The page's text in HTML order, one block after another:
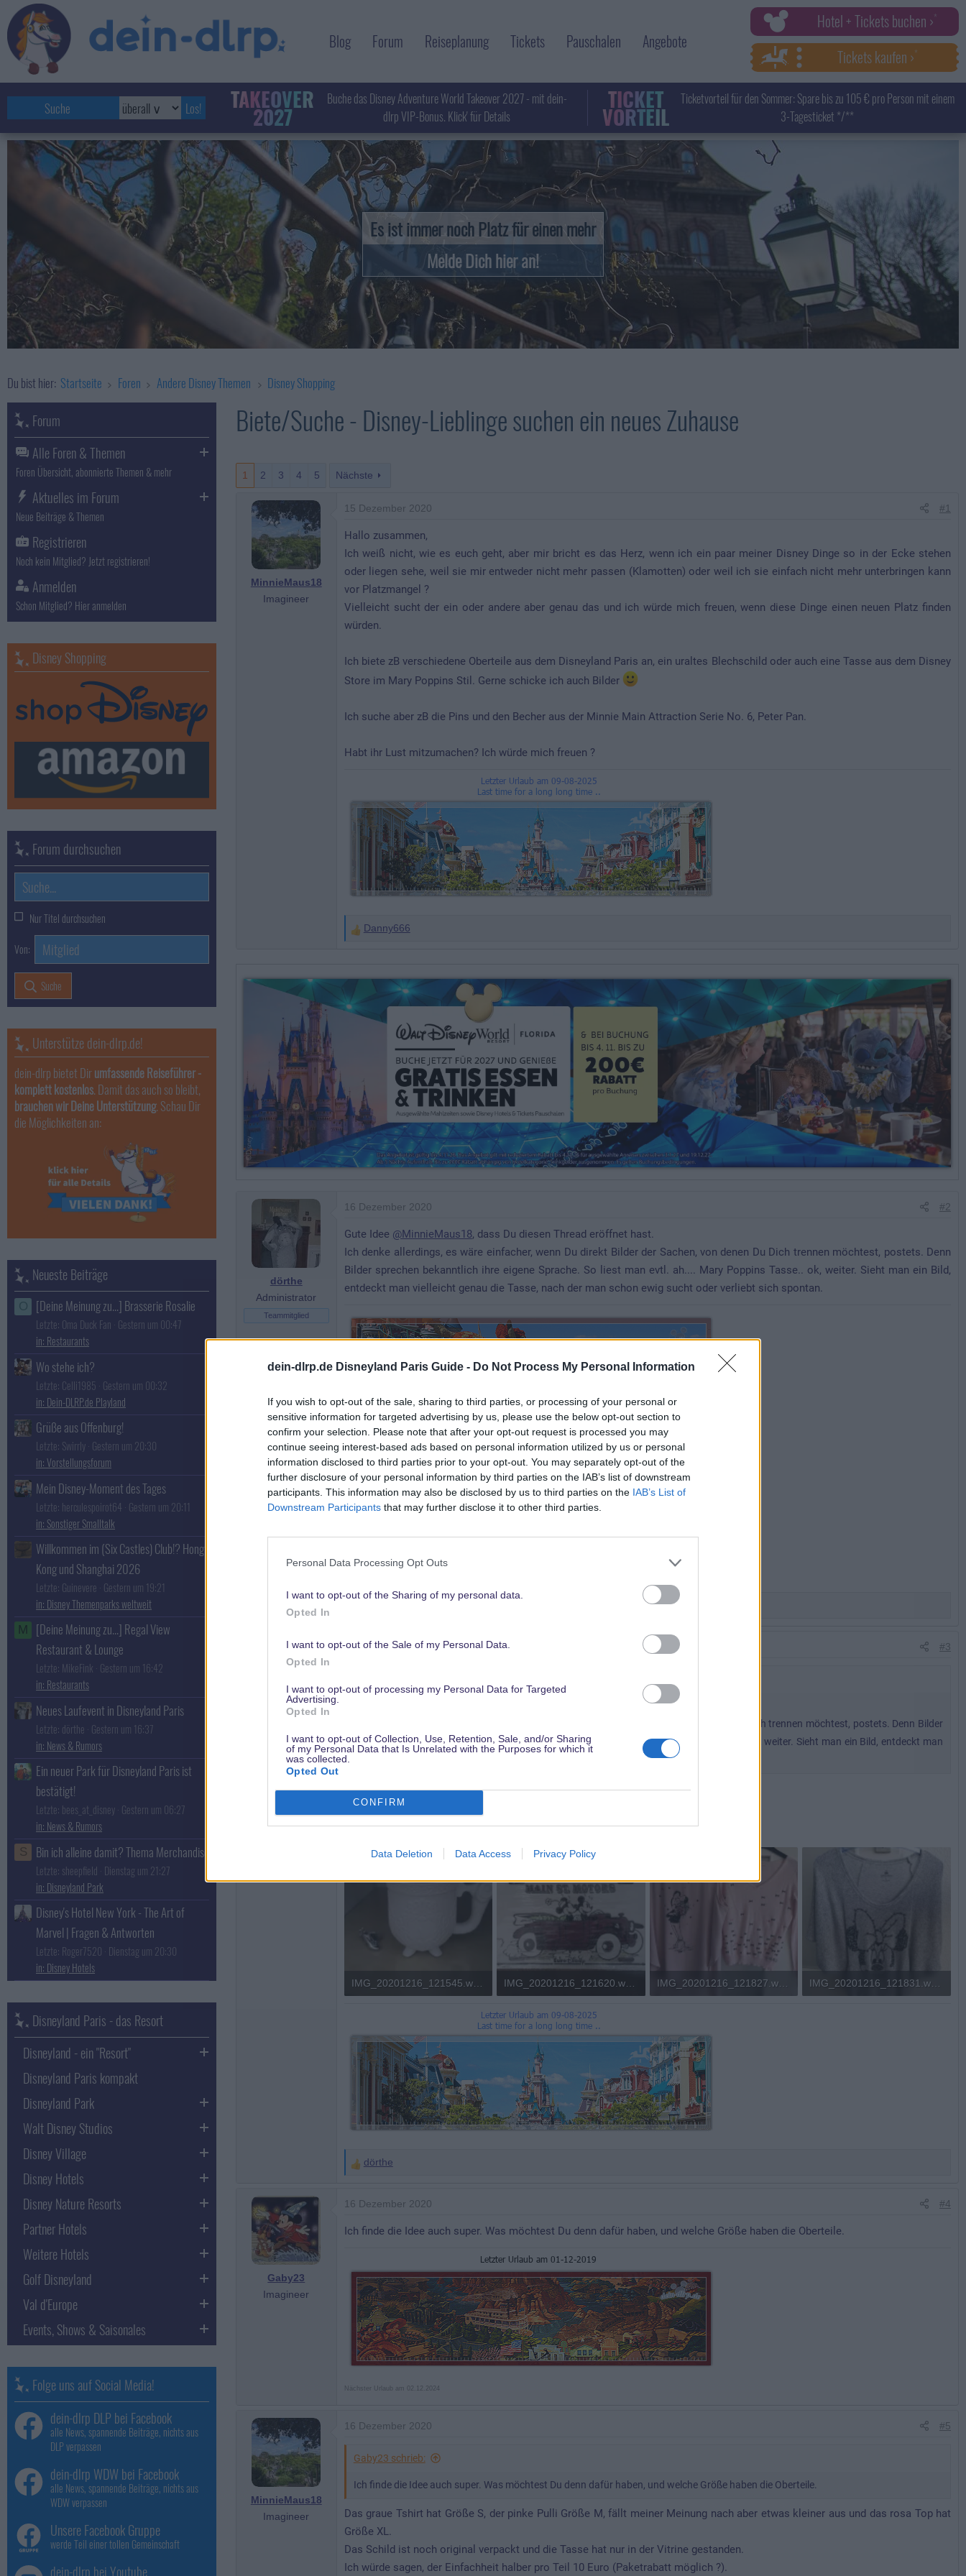
dein-dlrp.de Disneyland Paris Guide - Do Not Process My Personal Information
If you wish to opt-out of the sale, sharing to third parties, or processing of your personal or
sensitive information for targeted advertising by us, please use the below opt-out section to
confirm your selection. Please note that after your opt-out request is processed you may
continue seeing interest-based ads based on personal information utilized by us or personal
information disclosed to third parties prior to your opt-out. You may separately opt-out of the
further disclosure of your personal information by third parties on the IAB’s list of downstream
participants. This information may also be disclosed by us to third parties on the IAB’s List of
Downstream Participants that may further disclose it to other third parties.
Personal Data Processing Opt Outs
I want to opt-out of the Sharing of my personal data.
Opted In
I want to opt-out of the Sale of my Personal Data.
Opted In
I want to opt-out of processing my Personal Data for Targeted
Advertising.
Opted In
I want to opt-out of Collection, Use, Retention, Sale, and/or Sharing
of my Personal Data that Is Unrelated with the Purposes for which it
was collected.
Opted Out
CONFIRM
Data Deletion Data Access Privacy Policy
Blog Forum Reiseplanung Tickets Pauschalen Angebote
Hotel + Tickets buchen ›
Tickets kaufen ›
TAKEOVER
2027
Buche das Disney Adventure World Takeover 2027 - mit dein-
dlrp VIP-Bonus. Klick' für Details
TICKET
VORTEIL
Ticketvorteil für den Sommer: Spare bis zu 105 € pro Person mit einem
3-Tagesticket */**
Es ist immer noch Platz für einen mehr
Melde Dich hier an!
Du bist hier: Startseite Foren Andere Disney Themen Disney Shopping
Biete/Suche - Disney-Lieblinge suchen ein neues Zuhause
1 2 3 4 5 Nächste
MinnieMaus18
Imagineer
15 Dezember 2020 #1
Hallo zusammen,
Ich weiß nicht, wie es euch geht, aber mir bricht es das Herz, wenn ich ein paar meiner Disney Dinge so in der Ecke stehen
oder liegen sehe, weil sie mir entweder nicht mehr passen (Klamotten) oder weil ich sie einfach nicht mehr unterbringen kann
vor Platzmangel ?
Vielleicht sucht der ein oder andere aber genau das und ich würde mich freuen, wenn diese Dinge einen neuen Platz finden
würden.
Ich biete zB verschiedene Oberteile aus dem Disneyland Paris an, ein uraltes Blechschild oder auch eine Tasse aus dem Disney
Store im Mary Poppins Stil. Gerne schicke ich auch Bilder
Ich suche aber zB die Pins und den Becher aus der Minnie Main Attraction Serie No. 6, Peter Pan.
Habt ihr Lust mitzumachen? Ich würde mich freuen ?
W
u
n
Danny666
dörthe
Administrator
Teammitglied
16 Dezember 2020 #2
Gute Idee @MinnieMaus18, dass Du diesen Thread eröffnet hast.
Ich denke allerdings, es wäre einfacher, wenn Du direkt Bilder der Sachen, von denen Du Dich trennen möchtest, postets. Denn
Bilder sprechen bekanntlich ihre eigene Sprache. So liest man evtl. ah.... Mary Poppins Tasse.. ok, weiter. Sieht man ein Bild,
entdeckt man vielleicht genau die Tasse, nach der man schon ewig sucht oder verliebt sich spontan.
r
n
n
:
MinnieMaus18
Imagineer
16 Dezember 2020 #3
Ich denke allerdings, es wäre einfacher, wenn Du direkt Bilder der Sachen, von denen Du Dich trennen möchtest, postets. Denn Bilder
sprechen bekanntlich ihre eigene Sprache. So liest man evtl. ah.... Mary Poppins Tasse.. ok, weiter. Sieht man ein Bild, entdeckt man
vielleicht genau die Tasse, nach der man schon ewig sucht oder verliebt sich spontan.
Da hast du natürlich Recht, danke für den Hinweis
Hier ein paar Bilder
IMG_20201216_121545.webp IMG_20201216_121827.webp
W
r
u
dörthe
Gaby23
Imagineer
16 Dezember 2020 #4
Ich finde die Idee auch super. Was möchtest Du denn dafür haben, und welche Größe haben die Oberteile.
MinnieMaus18
Imagineer
16 Dezember 2020 #5
Gaby23 schrieb:
Ich finde die Idee auch super. Was möchtest Du denn dafür haben, und welche Größe haben die Oberteile.
Das graue Tshirt hat Größe S, der pinke Pulli Größe M, fällt meiner Meinung nach aber etwas kleiner aus und das rosa Top hat
Größe XL.
Das Schild ist noch original verpackt und die Tasse hat nur in der Vitrine gestanden.
Ich würde sagen, der Einfachheit halber pro Teil 10 Euro (Paketrabatt möglich ?).
Forum
Alle Foren & Themen
Foren Übersicht, abonnierte Themen & mehr
Aktuelles im Forum
Neue Beiträge & Themen
Registrieren
Noch kein Mitglied? Jetzt registrieren!
Anmelden
Schon Mitglied? Hier anmelden
Disney Shopping
Forum durchsuchen
Nur Titel durchsuchen
Von:
Suche
Unterstütze dein-dlrp.de!
dein-dlrp bietet Dirumfassende Reiseführer -
komplett kostenlos. Damit das auch so bleibt,
brauchen wir Deine Unterstützung. Schau Dir
die Möglichkeiten an:
Neueste Beiträge
[Deine Meinung zu...] Brasserie Rosalie
Letzte: Oma Duck Fan Gestern um 00:47
Restaurants
Wo stehe ich?
Letzte: Celli1985 Gestern um 00:32
Dein-DLRP.de Playland
Grüße aus Offenburg!
Letzte: Swirrly Gestern um 20:30
Vorstellungsforum
Mein Disney-Moment des Tages
Letzte: herculespoirot64 Gestern um 20:11
Sonstiger Smalltalk
Willkommen im (Six Castles) Club!? Hong
Kong und Shanghai 2026
Letzte: Guinevere Gestern um 19:21
Disney Themenparks weltweit
M
[Deine Meinung zu...] Regal View
Restaurant & Lounge
Letzte: MikeFink Gestern um 16:42
Restaurants
Neues Laufevent in Disneyland Paris
Letzte: dörthe Gestern um 16:37
News & Rumors
Ein neuer Park für Disneyland Paris ist
bestätigt!
Letzte: bees_at_disney Gestern um 06:27
News & Rumors
S Bin ich alleine damit? Thema Merchandise
Letzte: sheepfield Dienstag um 21:27
Disneyland Park
Disney's Hotel New York - The Art of
Marvel | Fragen & Antworten
Letzte: Roger7520 Dienstag um 20:30
Disney Hotels
Disneyland Paris - das Resort
Disneyland - ein "Resort"
Disneyland Paris kompakt
Disneyland Park
Walt Disney Studios
Disney Village
Disney Hotels
Disney Nature Resorts
Partner Hotels
Weitere Hotels
Golf Disneyland
Val d'Europe
Events, Shows & Saisonales
Folge uns auf Social Media!
dein-dlrp DLP bei Facebook
alle News, spannende Beiträge, nichts aus
DLP verpassen
dein-dlrp WDW bei Facebook
alle News, spannende Beiträge, nichts aus
WDW verpassen
Unsere Facebook Gruppe
werde Teil einer tollen Gemeinschaft
dein-dlrp bei Youtube